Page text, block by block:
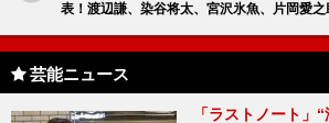
表！渡辺謙、染谷将太、宮沢氷魚、片岡愛之
芸能ニュース
「ラストノート」